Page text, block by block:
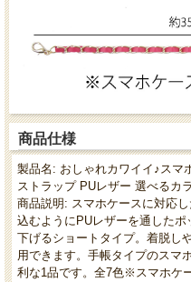
商品仕様
製品名: おしゃれカワイイ♪スマ
ストラップ PUレザー 選べるカ
商品説明: スマホケースに対応
込むようにPUレザーを通した
下げるショートタイプ。着脱し
用できます。手帳タイプのスマ
利な1品です。全7色※スマホケ